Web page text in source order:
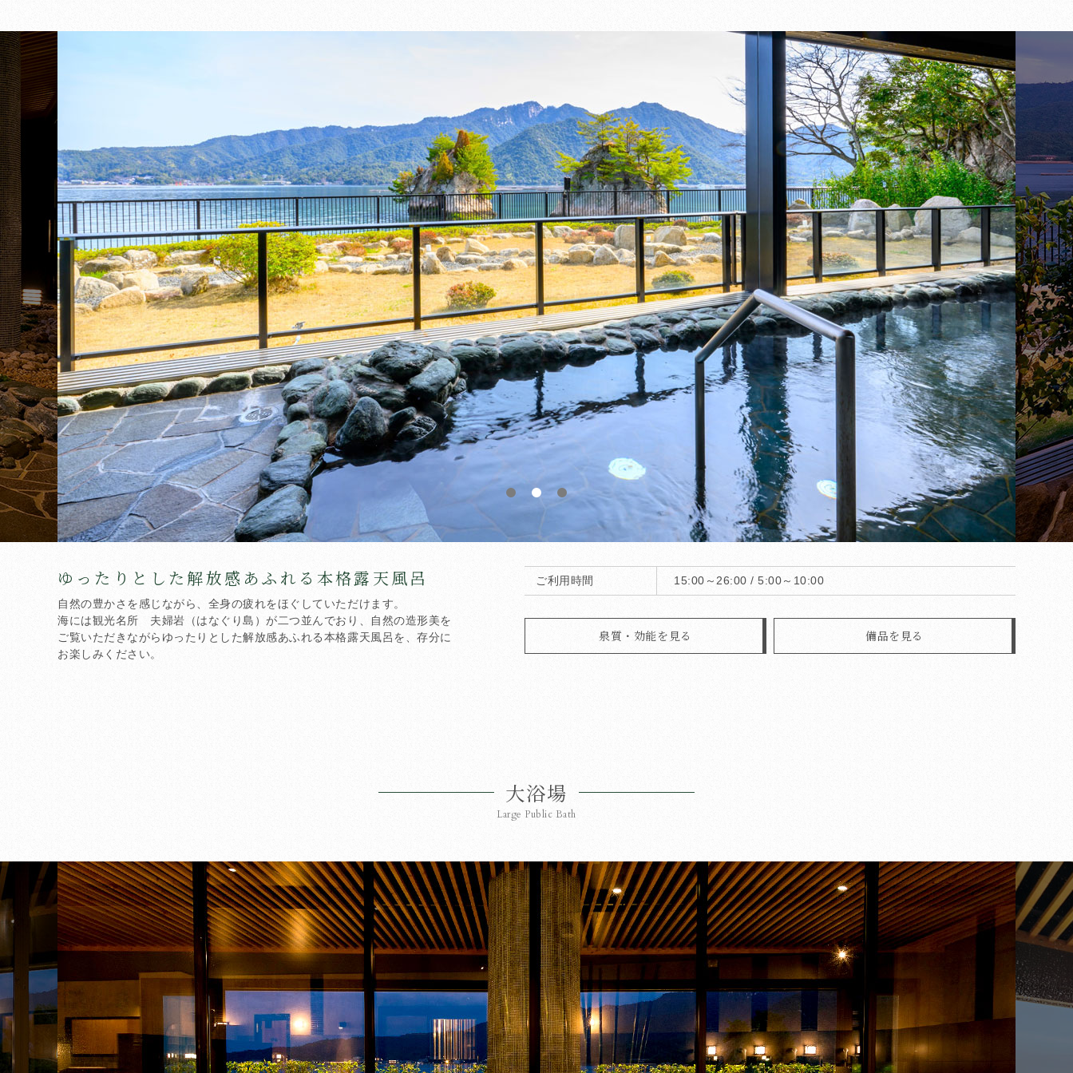
ゆったりとした解放感あふれる 本格露天風呂
自然の豊かさを感じながら、全身の疲れをほぐしていただけます。
海には観光名所 夫婦岩（はなぐり島）が二つ並んでおり、自然の造形美を
ご覧いただきながらゆったりとした解放感あふれる本格露天風呂を、存分に
お楽しみください。
ご利用時間 15:00～26:00 /5:00～10:00
泉質・効能を見る 備品を見る
大浴場
Large Public Bath
同意して外部サイトへ進む
同意して外部サイトへ進む
同意して
「航空券＋宿泊プラン」サイト
へ進む
同意して「JR＋宿泊プラン」サイトへ進
む